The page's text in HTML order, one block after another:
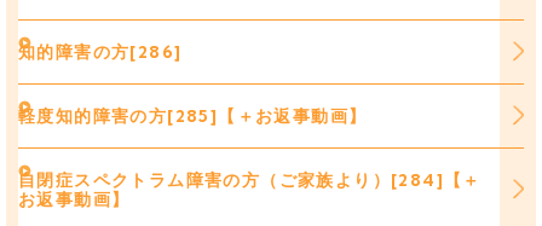
知的障害の方[286]
軽度知的障害の方[285]【＋お返事動画】
自閉症スペクトラム障害の方（ご家族より）[284]【＋
お返事動画】